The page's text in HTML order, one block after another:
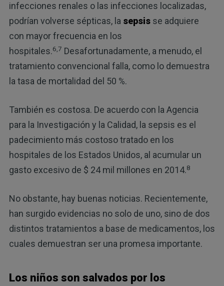
infecciones renales o las infecciones localizadas,
podrían volverse sépticas, la sepsisse adquiere
con mayor frecuencia en los
hospitales.6,7 Desafortunadamente, a menudo, el
tratamiento convencional falla, como lo demuestra
la tasa de mortalidad del 50 %.
También es costosa. De acuerdo con la Agencia
para la Investigación y la Calidad, la sepsis es el
padecimiento más costoso tratado en los
hospitales de los Estados Unidos, al acumular un
gasto excesivo de $ 24 mil millones en 2014.8
No obstante, hay buenas noticias. Recientemente,
han surgido evidencias no solo de uno, sino de dos
distintos tratamientos a base de medicamentos, los
cuales demuestran ser una promesa importante.
Los niños son salvados por los